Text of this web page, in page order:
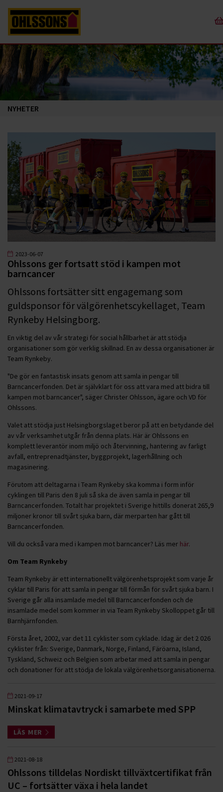
NYHETER
2023-06-07
Ohlssons ger fortsatt stöd i kampen mot
barncancer
Ohlssons fortsätter sitt engagemang som
guldsponsor för välgörenhetscykellaget, Team
Rynkeby Helsingborg.
En viktig del av vår strategi för social hållbarhet är att stödja
organisationer som gör verklig skillnad. En av dessa organisationer är
Team Rynkeby.
"De gör en fantastisk insats genom att samla in pengar till
Barncancerfonden. Det är självklart för oss att vara med att bidra till
kampen mot barncancer", säger Christer Ohlsson, ägare och VD för
Ohlssons.
Valet att stödja just Helsingborgslaget beror på att en betydande del
av vår verksamhet utgår från denna plats. Här är Ohlssons en
komplett leverantör inom miljö och återvinning, hantering av farligt
avfall, entreprenadtjänster, byggprojekt, lagerhållning och
magasinering.
Förutom att deltagarna i Team Rynkeby ska komma i form inför
cyklingen till Paris den 8 juli så ska de även samla in pengar till
Barncancerfonden. Totalt har projektet i Sverige hittills donerat 265,9
miljoner kronor till svårt sjuka barn, där merparten har gått till
Barncancerfonden.
Vill du också vara med i kampen mot barncancer? Läs mer här.
Om Team Rynkeby
Team Rynkeby är ett internationellt välgörenhetsprojekt som varje år
cyklar till Paris för att samla in pengar till förmån för svårt sjuka barn. I
Sverige går alla insamlade medel till Barncancerfonden och de
insamlade medel som kommer in via Team Rynkeby Skolloppet går till
Barnhjärnfonden.
Första året, 2002, var det 11 cyklister som cyklade. Idag är det 2 026
cyklister från: Sverige, Danmark, Norge, Finland, Färöarna, Island,
Tyskland, Schweiz och Belgien som arbetar med att samla in pengar
och donationer för att stödja de lokala välgörenhetsorganisationerna.
2021-09-17
Minskat klimatavtryck i samarbete med SPP
LÄS MER
2021-08-18
Ohlssons tilldelas Nordiskt tillväxtcertifikat från
UC – fortsätter växa i hela landet